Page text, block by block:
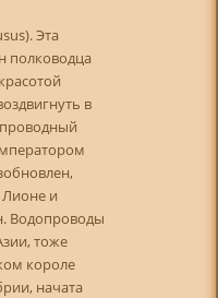
Эта
полководца
в
и
Водопроводы
тоже
короле
начата